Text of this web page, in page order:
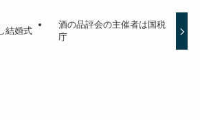
結婚式
酒の品評会の主催者は国税
庁